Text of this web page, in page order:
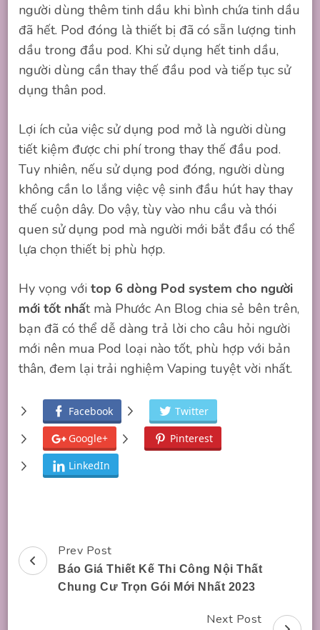
người dùng thêm tinh dầu khi bình chứa tinh dầu
đã hết. Pod đóng là thiết bị đã có sẵn lượng tinh
dầu trong đầu pod. Khi sử dụng hết tinh dầu,
người dùng cần thay thế đầu pod và tiếp tục sử
dụng thân pod.
Lợi ích của việc sử dụng pod mở là người dùng
tiết kiệm được chi phí trong thay thế đầu pod.
Tuy nhiên, nếu sử dụng pod đóng, người dùng
không cần lo lắng việc vệ sinh đầu hút hay thay
thế cuộn dây. Do vậy, tùy vào nhu cầu và thói
quen sử dụng pod mà người mới bắt đầu có thể
lựa chọn thiết bị phù hợp.
Hy vọng với top 6 dòng Pod system cho người
mới tốt nhất mà Phước An Blog chia sẻ bên trên,
bạn đã có thể dễ dàng trả lời cho câu hỏi người
mới nên mua Pod loại nào tốt, phù hợp với bản
thân, đem lại trải nghiệm Vaping tuyệt vời nhất.
Facebook Twitter
Google+ Pinterest
LinkedIn
Post
Navigation
Prev Post
Báo Giá Thiết Kế Thi Công Nội Thất
Chung Cư Trọn Gói Mới Nhất 2023
Next Post